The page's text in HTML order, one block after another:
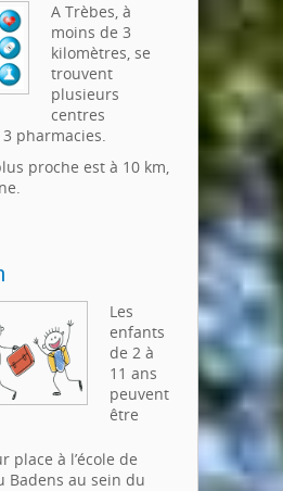
A Trèbes, à
moins de 3
kilomètres, se
trouvent
plusieurs
centres
pharmacies.
proche est à 10 km,
Les
enfants
de 2 à
11 ans
peuvent
être
place à l’école de
Badens au sein du